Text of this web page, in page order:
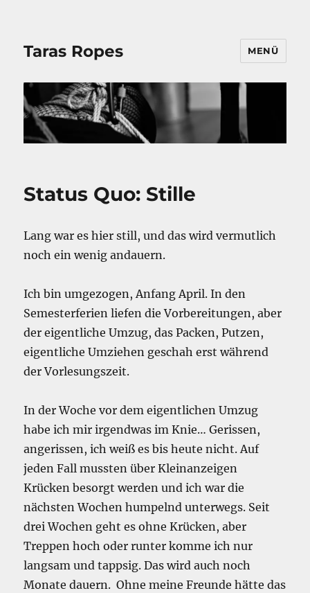
Taras Ropes MENÜ
Status Quo: Stille
Lang war es hier still, und das wird vermutlich
noch ein wenig andauern.
Ich bin umgezogen, Anfang April. In den
Semesterferien liefen die Vorbereitungen, aber
der eigentliche Umzug, das Packen, Putzen,
eigentliche Umziehen geschah erst während
der Vorlesungszeit.
In der Woche vor dem eigentlichen Umzug
habe ich mir irgendwas im Knie… Gerissen,
angerissen, ich weiß es bis heute nicht. Auf
jeden Fall mussten über Kleinanzeigen
Krücken besorgt werden und ich war die
nächsten Wochen humpelnd unterwegs. Seit
drei Wochen geht es ohne Krücken, aber
Treppen hoch oder runter komme ich nur
langsam und tappsig. Das wird auch noch
Monate dauern. Ohne meine Freunde hätte das